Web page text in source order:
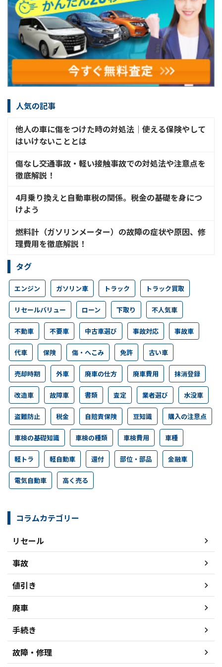
人気の記事
他人の車に傷をつけた時の対処法│使える保険やして
はいけないこととは
傷なし交通事故・軽い接触事故での対処法や注意点を
徹底解説！
4月乗り換えと自動車税の関係。税金の基礎を身につ
けよう
燃料計（ガソリンメーター）の故障の症状や原因、修
理費用を徹底解説！
タグ
エンジン ガソリン車 トラック トラック買取
リセールバリュー ローン 下取り 不人気車
不動車 不要車 中古車選び 事故対応 事故車
代車 保険 傷・へこみ 免許 古い車
売却時期 外車 廃車の仕方 廃車費用 抹消登録
改造車 故障車 書類 査定 業者選び 水没車
盗難防止 税金 自賠責保険 豆知識 購入の注意点
車検の基礎知識 車検の種類 車検費用 車種
軽トラ 軽自動車 還付 部位・部品 金融車
電気自動車 高く売る
コラムカテゴリー
リセール
事故
値引き
廃車
手続き
故障・修理